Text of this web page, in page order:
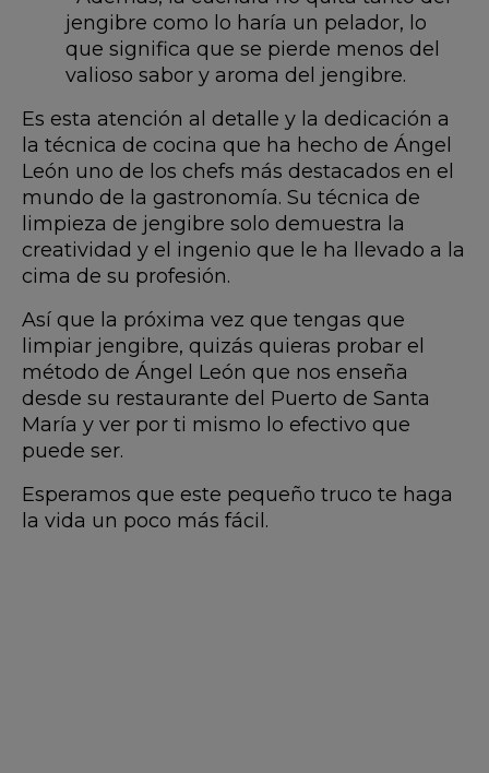
jengibre como lo haría un pelador, lo
que significa que se pierde menos del
valioso sabor y aroma del jengibre.
Es esta atención al detalle y la dedicación a
la técnica de cocina que ha hecho de Ángel
León uno de los chefs más destacados en el
mundo de la gastronomía. Su técnica de
limpieza de jengibre solo demuestra la
creatividad y el ingenio que le ha llevado a la
cima de su profesión.
Así que la próxima vez que tengas que
limpiar jengibre, quizás quieras probar el
método de Ángel León que nos enseña
desde su restaurante del Puerto de Santa
María y ver por ti mismo lo efectivo que
puede ser.
Esperamos que este pequeño truco te haga
la vida un poco más fácil.